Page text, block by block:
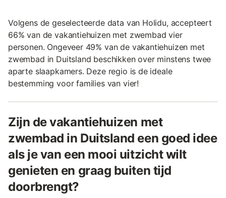
Volgens de geselecteerde data van Holidu, accepteert
66% van de vakantiehuizen met zwembad vier
personen. Ongeveer 49% van de vakantiehuizen met
zwembad in Duitsland beschikken over minstens twee
aparte slaapkamers. Deze regio is de ideale
bestemming voor families van vier!
Zijn de vakantiehuizen met
zwembad in Duitsland een goed idee
als je van een mooi uitzicht wilt
genieten en graag buiten tijd
doorbrengt?